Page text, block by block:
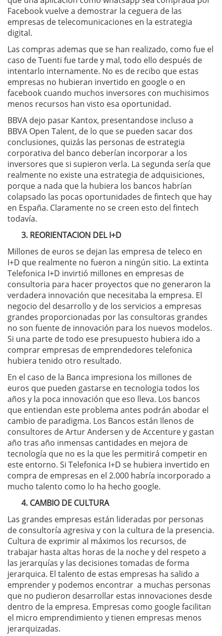
Facebook vuelve a demostrar la ceguera de las
empresas de telecomunicaciones en la estrategia
digital.
Las compras ademas que se han realizado, como fue el
caso de Tuenti fue tarde y mal, todo ello después de
intentarlo internamente. No es de recibo que estas
empresas no hubieran invertido en google o en
facebook cuando muchos inversores con muchisimos
menos recursos han visto esa oportunidad.
BBVA dejo pasar Kantox, presentandose incluso a
BBVA Open Talent, de lo que se pueden sacar dos
conclusiones, quizás las personas de estrategia
corporativa del banco deberían incorporar a los
inversores que si supieron verla. La segunda sería que
realmente no existe una estrategia de adquisiciones,
porque a nada que la hubiera los bancos habrían
colapsado las pocas oportunidades de fintech que hay
en España. Claramente no se creen esto del fintech
todavía.
3. REORIENTACION DEL I+D
Millones de euros se dejan las empresa de teleco en
I+D que realmente no fueron a ningún sitio. La extinta
Telefonica I+D invirtió millones en empresas de
consultoria para hacer proyectos que no generaron la
verdadera innovación que necesitaba la empresa. El
negocio del desarrollo y de los servicios a empresas
grandes proporcionadas por las consultoras grandes
no son fuente de innovación para los nuevos modelos.
Si una parte de todo ese presupuesto hubiera ido a
comprar empresas de emprendedores telefonica
hubiera tenido otro resultado.
En el caso de la Banca impresiona los millones de
euros que pueden gastarse en tecnologia todos los
años y la poca innovación que eso lleva. Los bancos
que entiendan este problema antes podrán abodar el
cambio de paradigma. Los Bancos están llenos de
consultores de Artur Andersen y de Accenture y gastan
año tras año inmensas cantidades en mejora de
tecnología que no es la que les permitirá competir en
este entorno. Si Telefonica I+D se hubiera invertido en
compra de empresas en el 2.000 habría incorporado a
mucho talento como lo ha hecho google.
4. CAMBIO DE CULTURA
Las grandes empresas están lideradas por personas
de consultoría agresiva y con la cultura de la presencia.
Cultura de exprimir al máximos los recursos, de
trabajar hasta altas horas de la noche y del respeto a
las jerarquías y las decisiones tomadas de forma
jerarquica. El talento de estas empresas ha salido a
emprender y podemos encontrar a muchas personas
que no pudieron desarrollar estas innovaciones desde
dentro de la empresa. Empresas como google facilitan
el micro emprendimiento y tienen empresas menos
jerarquizadas.